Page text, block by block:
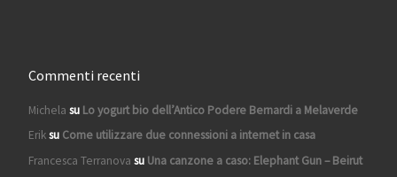
Commenti recenti
Michela su Lo yogurt bio dell’Antico Podere Bernardi a Melaverde
Eriksu Come utilizzare due connessioni a internet in casa
Francesca Terranova su Una canzone a caso: Elephant Gun – Beirut